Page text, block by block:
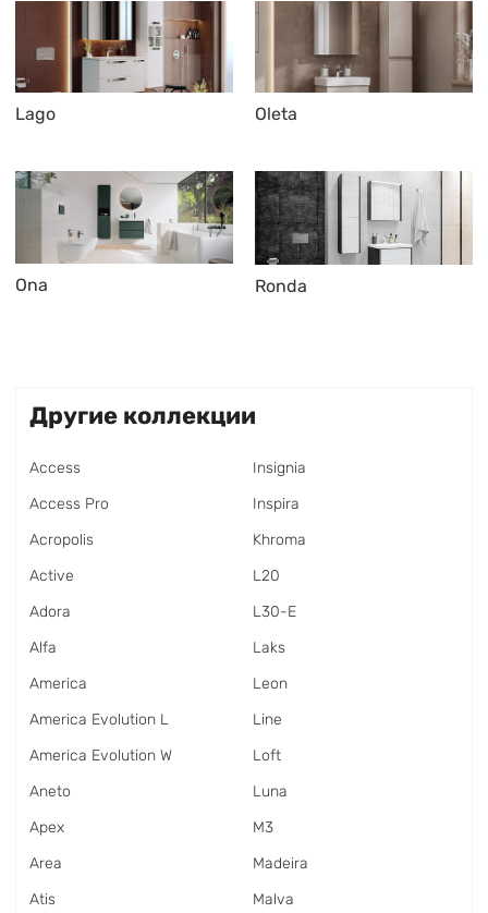
Lago Oleta
Ona Ronda
Другие коллекции
Access
Access Pro
Acropolis
Active
Adora
Alfa
America
America Evolution L
America Evolution W
Aneto
Apex
Area
Atis
Insignia
Inspira
Khroma
L20
L30-E
Laks
Leon
Line
Loft
Luna
M3
Madeira
Malva